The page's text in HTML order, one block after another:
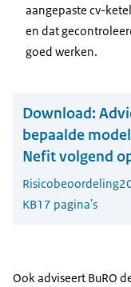
aangepaste cv-
en dat
goed werken.
Download:
bepaalde
Nefit volgend
Risicobeoordeling
KB17 pagina's
Ook adviseert BuRO